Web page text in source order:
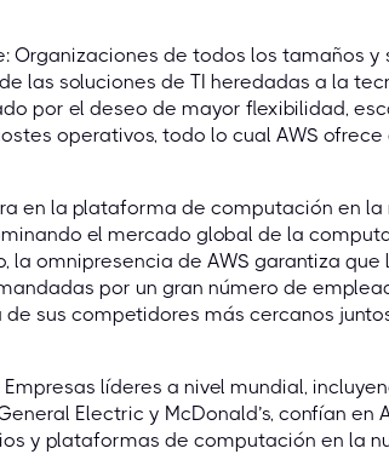
Organizaciones de todos los tamaños y
las soluciones de TI heredadas a la
por el deseo de mayor flexibilidad,
operativos, todo lo cual AWS
en la plataforma de computación en la
el mercado global de la
omnipresencia de AWS garantiza que
por un gran número de
sus competidores más cercanos
líderes a nivel mundial,
Electric y McDonald’s, confían en
y plataformas de computación en la